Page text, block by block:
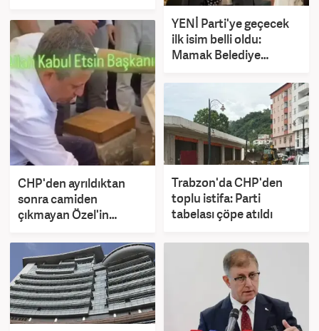
YENİ Parti'ye geçecek
ilk isim belli oldu:
Mamak Belediye
etti
CHP'den ayrıldıktan
sonra camiden
çıkmayan Özel'in
konusu oldu
Trabzon'da CHP'den
toplu istifa: Parti
tabelası çöpe atıldı